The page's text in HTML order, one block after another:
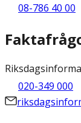
08-786 40 00
020-349 000